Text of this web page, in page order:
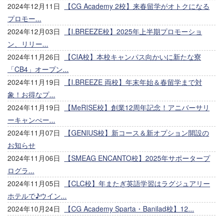
2024年12月11日
【CG Academy 2校】来春留学がオトクになる
プロモー...
2024年12月03日
【I.BREEZE校】2025年上半期プロモーショ
ン、リリー...
2024年11月26日
【CIA校】本校キャンパス向かいに新たな寮
「CB4」オープン...
2024年11月19日
【I.BREEZE 両校】年末年始＆春留学まで対
象！お得なプ...
2024年11月19日
【MeRISE校】創業12周年記念！アニバーサリ
ーキャンぺー...
2024年11月07日
【GENIUS校】新コース＆新オプション開設の
お知らせ
2024年11月06日
【SMEAG ENCANTO校】2025年サポータープ
ログラ...
2024年11月05日
【CLC校】年またぎ英語学習はラグジュアリー
ホテルで♪ウイン...
2024年10月24日
【CG Academy Sparta・Banilad校】12...